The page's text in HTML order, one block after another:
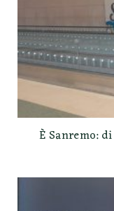
È Sanremo: